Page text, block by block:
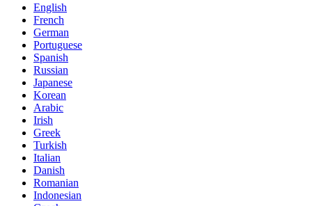
English
French
German
Portuguese
Spanish
Russian
Japanese
Korean
Arabic
Irish
Greek
Turkish
Italian
Danish
Romanian
Indonesian